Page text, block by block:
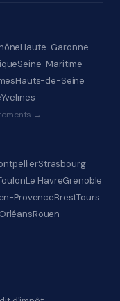
Haute-Garonne
Seine-Maritime
Hauts-de-Seine
Yvelines
→
Strasbourg
Le HavreGrenoble
ProvenceBrestTours
OrléansRouen